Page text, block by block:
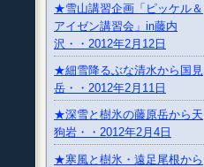
★雪山講習企画「ピッケル＆
アイゼン講習会」in藤内
沢・・2012年2月12日
★細雪降るぶな清水から国見
岳・・2012年2月11日
★深雪と樹氷の藤原岳から天
狗岩・・2012年2月4日
★寒風と樹氷・遠足尾根から